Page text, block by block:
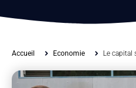
Accueil Economie Le capital